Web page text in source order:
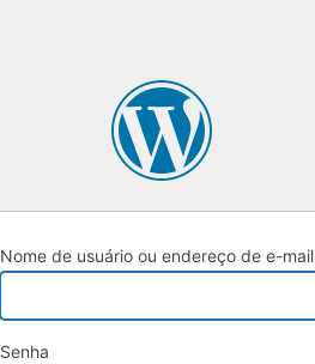
Nome de usuário ou endereço de e-mail
Senha